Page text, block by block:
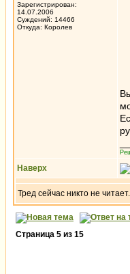
Зарегистрирован:
14.07.2006
Суждений: 14466
Откуда: Королев
Наверх
Тред сейчас никто не читает.
Страница 5 из 15